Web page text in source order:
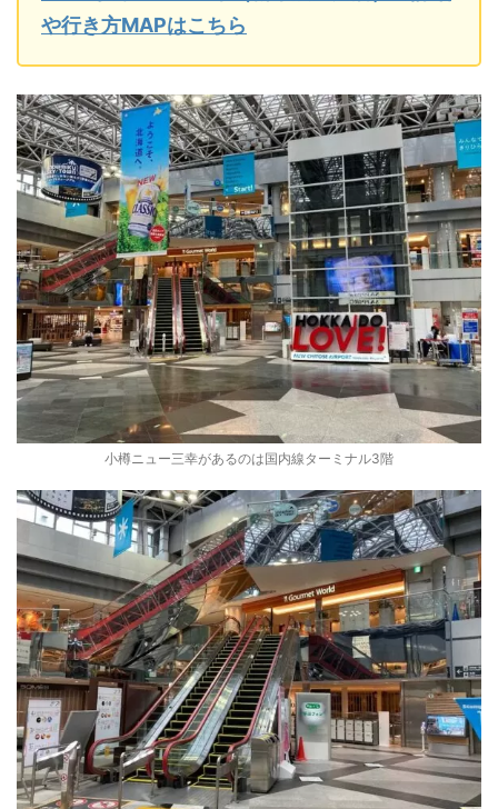
や行き方MAPはこちら
小樽ニュー三幸があるのは国内線ターミナル3階